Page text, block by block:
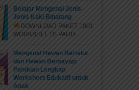
Belajar Mengenal Jenis-
Jenis Kaki Binatang
DOWNLOAD PAKET 1001
WORKSHEETS PAUD...
Mengenal Hewan Bertelur
dan Hewan Bersayap:
Panduan Lengkap
Worksheet Edukatif untuk
Anak